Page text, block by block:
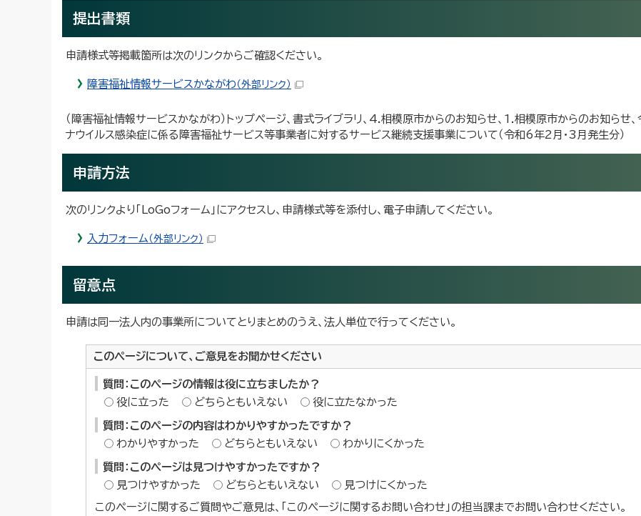
提出書類
申請様式等掲載箇所は次のリンクからご確認ください。
障害福祉情報サービスかながわ （外部リンク）
（障害福祉情報サービスかながわ）トップページ、書式ライブラリ、4.相模原市からのお知らせ、1.相模原市からのお知らせ
ナウイルス感染症に係る障害福祉サービス等事業者に対するサービス継続支援事業について（令和6年2月・3月発生分）
申請方法
次のリンクより「LoGoフォーム」にアクセスし、申請様式等を添付し、電子申請してください。
入力フォーム （外部リンク）
留意点
申請は同一法人内の事業所についてとりまとめのうえ、法人単位で行ってください。
このページについて、ご意見をお聞かせください
質問：このページの情報は役に立ちましたか？
役に立った
どちらともいえない 役に立たなかった
質問：このページの内容はわかりやすかったですか？
わかりやすかった
どちらともいえない わかりにくかった
質問：このページは見つけやすかったですか？
見つけやすかった
どちらともいえない 見つけにくかった
このページに関するご質問やご意見は、「このページに関するお問い合わせ」の担当課までお問い合わせください。